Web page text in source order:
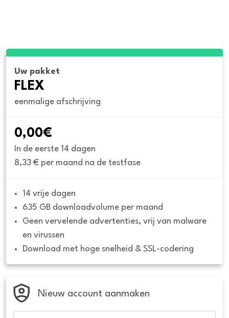
Uw pakket
FLEX
eenmalige afschrijving
0,00€
In de eerste 14 dagen
8,33 € per maand na de testfase
14 vrije dagen
635 GB downloadvolume per maand
Geen vervelende advertenties, vrij van malware
en virussen
Download met hoge snelheid & SSL-codering
Nieuw account aanmaken